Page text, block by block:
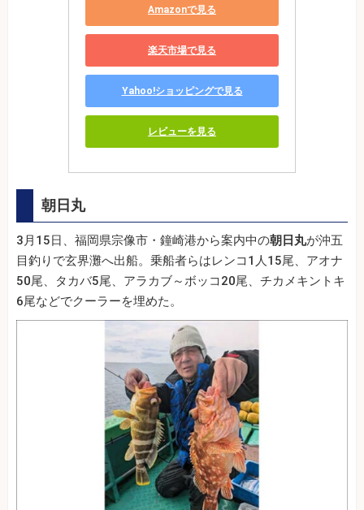
Amazonで見る
楽天市場で見る
Yahoo!ショッピングで見る
レビューを見る
朝日丸
3月15日、福岡県宗像市・鐘崎港から案内中の朝日丸が沖五
目釣りで玄界灘へ出船。乗船者らはレンコ1人15尾、アオナ
50尾、タカバ5尾、アラカブ～ボッコ20尾、チカメキントキ
6尾などでクーラーを埋めた。